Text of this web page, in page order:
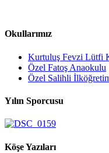
Okullarımız
Kurtuluş Fevzi Lütfi
Özel Fatoş Anaokulu
Özel Salihli
Yılın Sporcusu
Köşe Yazıları